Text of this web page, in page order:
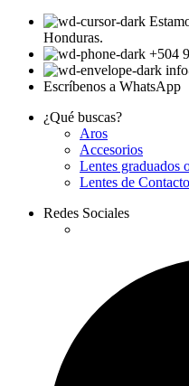
Honduras.
+504
Escríbenos a WhatsApp
¿Qué buscas?
Aros
Accesorios
Lentes graduados
Lentes de
Redes Sociales